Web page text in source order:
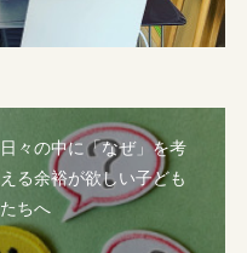
日々の中に「なぜ」を考
える余裕が欲しい子ども
たちへ